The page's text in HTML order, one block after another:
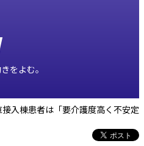
をよむ。
入棟患者は「要介護度高く不安